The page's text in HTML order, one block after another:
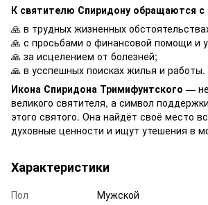
К святителю Спиридону обращаются
🙏 в трудных жизненных
🙏 с просьбами о финансовой помощи и
🙏 за исцелением от болезней;
🙏 в усспешных поисках жилья и работы.
Икона Спиридона Тримифунтского —
великого святителя, а символ
этого святого. Она найдёт своё место
духовные ценности и ищут утешения в
Характеристики
Пол
Мужской